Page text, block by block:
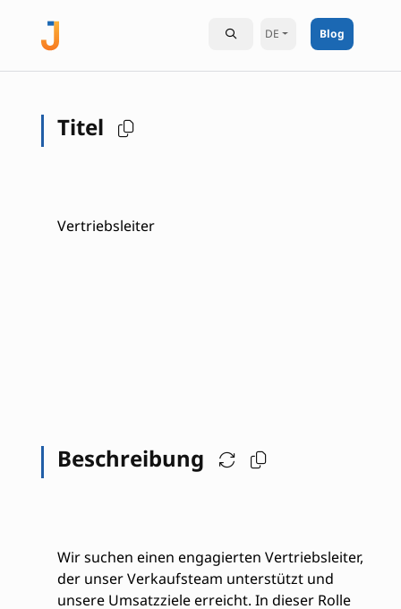
DE Blog
Titel
Vertriebsleiter
Beschreibung
Wir suchen einen engagierten Vertriebsleiter,
der unser Verkaufsteam unterstützt und
unsere Umsatzziele erreicht. In dieser Rolle